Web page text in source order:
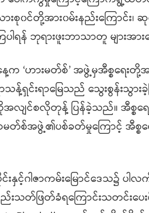
၀င်တို့အား၀မ်းနည်းကြောင်း၊ ဆု
ပါရန် ဘုရားဖူးဘာသာတူ များအ
ေ့က ‘ဟားမတ်စ်’ အဖွဲ့မှအီစ္စရေ
ာသန့်ရှင်းရာမြေသည် သွေးစွန်းသွာ
ျင်စလိုတုန့် ပြန်ခဲ့သည်။ အီစ္စရေး
စ်အဖွဲ့၏ပစ်ခတ်မှုကြောင့် အီစ္စရေ
င်းနှင့်ဂါဇာကမ်းမြောင်ဒေသ၌
ည်းသတ်ဖြတ်ခံရကြောင်းသတင်